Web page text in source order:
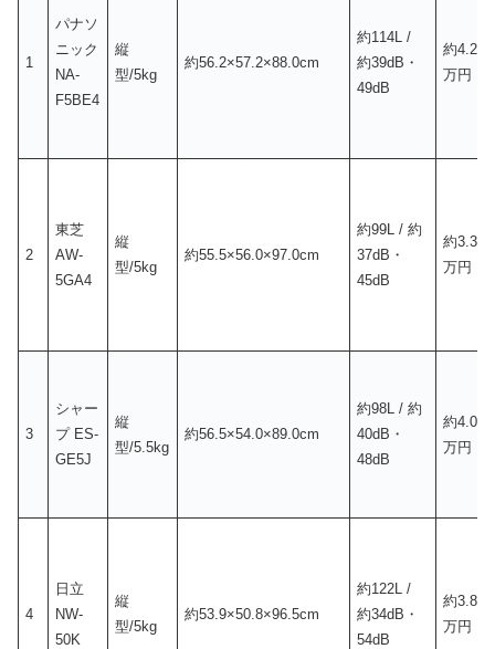
1
パナソ
ニック
NA-
F5BE4
縦
型/5kg
約56.2×57.2×88.0cm
約114L /
約39dB・
49dB
約4.2〜
万円
2
東芝
AW-
5GA4
縦
型/5kg
約55.5×56.0×97.0cm
約99L / 約
37dB・
45dB
約3.3〜
万円
3
シャー
プ ES-
GE5J
縦
型/5.5kg
約56.5×54.0×89.0cm
約98L / 約
40dB・
48dB
約4.0〜
万円
4
日立
NW-
50K
縦
型/5kg
約53.9×50.8×96.5cm
約122L /
約34dB・
54dB
約3.8〜
万円